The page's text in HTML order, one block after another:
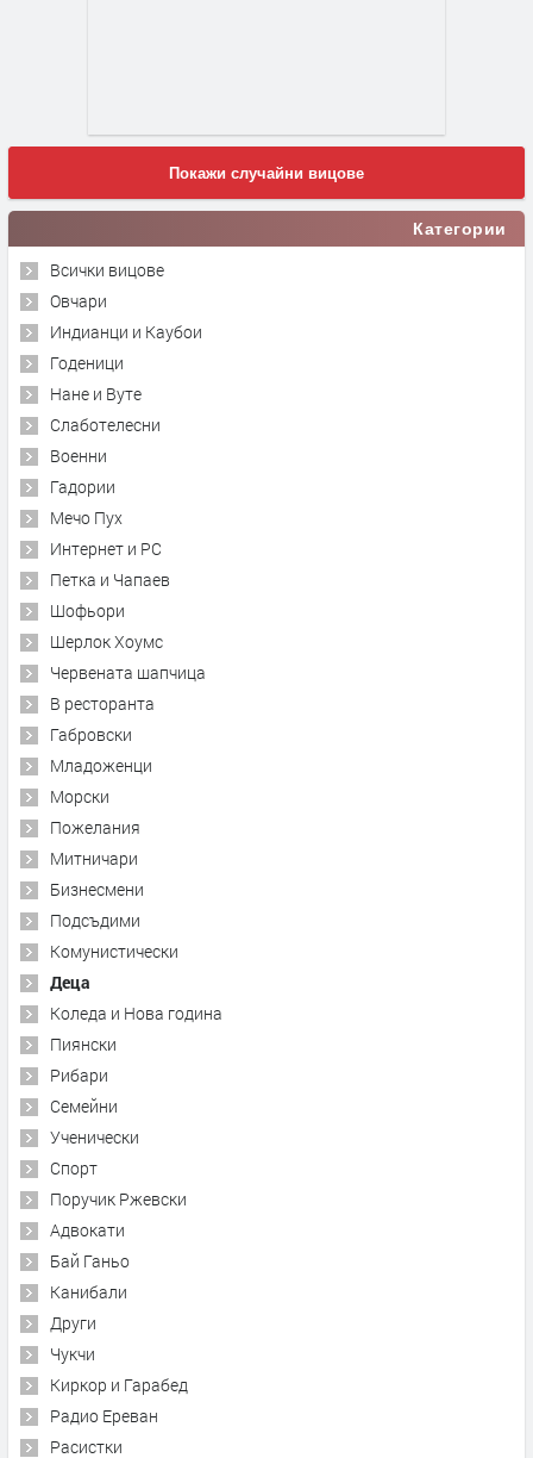
Покажи случайни вицове
Категории
Всички вицове
Овчари
Индианци и Каубои
Годеници
Нане и Вуте
Слаботелесни
Военни
Гадории
Мечо Пух
Интернет и PC
Петка и Чапаев
Шофьори
Шерлок Хоумс
Червената шапчица
В ресторанта
Габровски
Младоженци
Морски
Пожелания
Митничари
Бизнесмени
Подсъдими
Комунистически
Деца
Коледа и Нова година
Пиянски
Рибари
Семейни
Ученически
Спорт
Поручик Ржевски
Адвокати
Бай Ганьо
Канибали
Други
Чукчи
Киркор и Гарабед
Радио Ереван
Расистки